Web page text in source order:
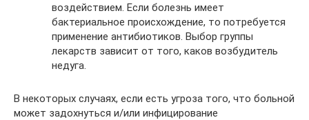
воздействием. Если болезнь имеет
бактериальное происхождение, то потребуется
применение антибиотиков. Выбор группы
лекарств зависит от того, каков возбудитель
недуга.
В некоторых случаях, если есть угроза того, что больной
может задохнуться и/или инфицирование